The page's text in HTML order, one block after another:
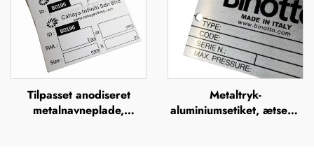
Tilpasset anodiseret
metalnavneplade,
Metaltryk-
aluminiumsetiket, ætsede